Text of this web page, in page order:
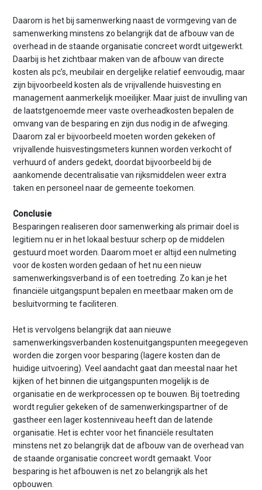
Daarom is het bij samenwerking naast de vormgeving van de
samenwerking minstens zo belangrijk dat de afbouw van de
overhead in de staande organisatie concreet wordt uitgewerkt.
Daarbij is het zichtbaar maken van de afbouw van directe
kosten als pc’s, meubilair en dergelijke relatief eenvoudig, maar
zijn bijvoorbeeld kosten als de vrijvallende huisvesting en
management aanmerkelijk moeilijker. Maar juist de invulling van
de laatstgenoemde meer vaste overheadkosten bepalen de
omvang van de besparing en zijn dus nodig in de afweging.
Daarom zal er bijvoorbeeld moeten worden gekeken of
vrijvallende huisvestingsmeters kunnen worden verkocht of
verhuurd of anders gedekt, doordat bijvoorbeeld bij de
aankomende decentralisatie van rijksmiddelen weer extra
taken en personeel naar de gemeente toekomen.
Conclusie
Besparingen realiseren door samenwerking als primair doel is
legitiem nu er in het lokaal bestuur scherp op de middelen
gestuurd moet worden. Daarom moet er altijd een nulmeting
voor de kosten worden gedaan of het nu een nieuw
samenwerkingsverband is of een toetreding. Zo kan je het
financiële uitgangspunt bepalen en meetbaar maken om de
besluitvorming te faciliteren.
Het is vervolgens belangrijk dat aan nieuwe
samenwerkingsverbanden kostenuitgangspunten meegegeven
worden die zorgen voor besparing (lagere kosten dan de
huidige uitvoering). Veel aandacht gaat dan meestal naar het
kijken of het binnen die uitgangspunten mogelijk is de
organisatie en de werkprocessen op te bouwen. Bij toetreding
wordt regulier gekeken of de samenwerkingspartner of de
gastheer een lager kostenniveau heeft dan de latende
organisatie. Het is echter voor het financiële resultaten
minstens net zo belangrijk dat de afbouw van de overhead van
de staande organisatie concreet wordt gemaakt. Voor
besparing is het afbouwen is net zo belangrijk als het
opbouwen.